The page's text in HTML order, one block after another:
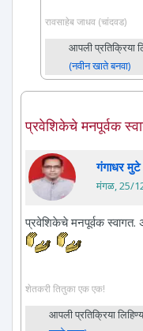
रावसाहेब जाधव (चांदवड)
आपली प्रतिक्रिया
(नवीन खाते बनवा)
प्रवेशिकेचे मनपूर्वक
गंगाधर मुटे
मंगळ, 25/
प्रवेशिकेचे मनपूर्वक स्वागत.
शेतकरी तितुका एक एक!
आपली प्रतिक्रिया